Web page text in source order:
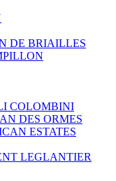
DE BRIAILLES
COLOMBINI
DES ORMES
ESTATES
LEGLANTIER